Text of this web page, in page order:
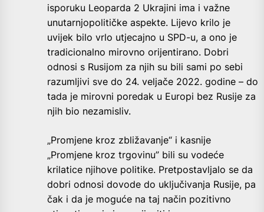
isporuku Leoparda 2 Ukrajini ima i važne
unutarnjopolitičke aspekte. Lijevo krilo je
uvijek bilo vrlo utjecajno u SPD-u, a ono je
tradicionalno mirovno orijentirano. Dobri
odnosi s Rusijom za njih su bili sami po sebi
razumljivi sve do 24. veljače 2022. godine – do
tada je mirovni poredak u Europi bez Rusije za
njih bio nezamisliv.
„Promjene kroz zbližavanje“ i kasnije
„Promjene kroz trgovinu” bili su vodeće
krilatice njihove politike. Pretpostavljalo se da
dobri odnosi dovode do uključivanja Rusije, pa
čak i da je moguće na taj način pozitivno